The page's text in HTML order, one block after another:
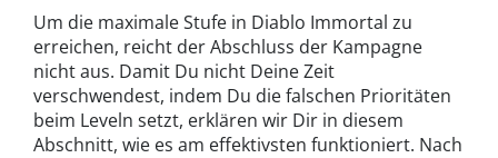
Um die maximale Stufe in Diablo Immortal zu
erreichen, reicht der Abschluss der Kampagne
nicht aus. Damit Du nicht Deine Zeit
verschwendest, indem Du die falschen Prioritäten
beim Leveln setzt, erklären wir Dir in diesem
Abschnitt, wie es am effektivsten funktioniert. Nach